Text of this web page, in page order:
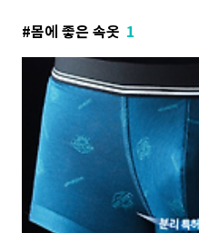
몸에 좋은 속옷 1